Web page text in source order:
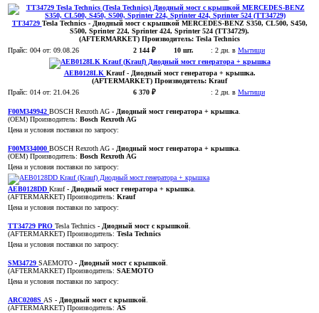
TT34729 Tesla Technics - Диодный мост с крышкой MERCEDES-BENZ S350, CL500, S450,
S500, Sprinter 224, Sprinter 424, Sprinter 524 (TT34729).
(AFTERMARKET) Производитель: Tesla Technics
Прайс: 004 от: 09.08.26 2 144 ₽ 10 шт. : 2 дн. в Мытищи
AEB0128LK Krauf- Диодный мост генератора + крышка.
(AFTERMARKET) Производитель: Krauf
Прайс: 014 от: 21.04.26 6 370 ₽ : 2 дн. в Мытищи
F00M349942 BOSCH Rexroth AG - Диодный мост генератора + крышка.
(OEM) Производитель: Bosch Rexroth AG
Цена и условия поставки по запросу:
F00M334000 BOSCH Rexroth AG - Диодный мост генератора + крышка.
(OEM) Производитель: Bosch Rexroth AG
Цена и условия поставки по запросу:
AEB0128DD Krauf- Диодный мост генератора + крышка.
(AFTERMARKET) Производитель: Krauf
Цена и условия поставки по запросу:
TT34729 PRO Tesla Technics - Диодный мост с крышкой.
(AFTERMARKET) Производитель: Tesla Technics
Цена и условия поставки по запросу:
SM34729 SAEMOTO - Диодный мост с крышкой.
(AFTERMARKET) Производитель: SAEMOTO
Цена и условия поставки по запросу:
ARC0208S AS - Диодный мост с крышкой.
(AFTERMARKET) Производитель: AS